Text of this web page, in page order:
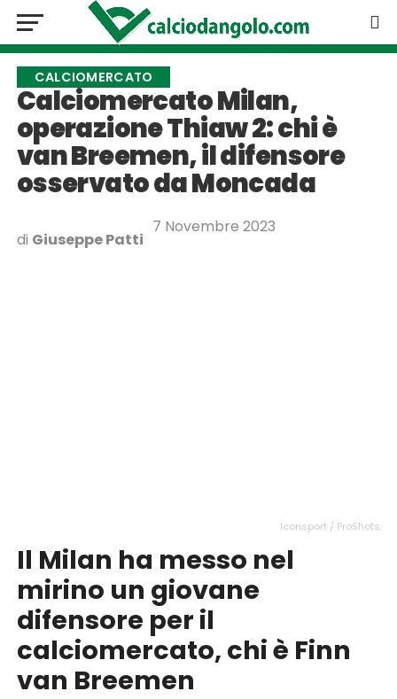
CALCIOMERCATO
Calciomercato Milan,
operazione Thiaw 2: chi è
van Breemen, il difensore
osservato da Moncada
di Giuseppe Patti
7 Novembre 2023
Iconsport / ProShots
Il Milan ha messo nel
mirino un giovane
difensore per il
calciomercato, chi è Finn
van Breemen